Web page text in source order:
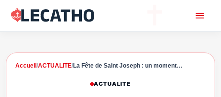
Accueil /ACTUALITE/La Fête de Saint Joseph : un moment…
ACTUALITE